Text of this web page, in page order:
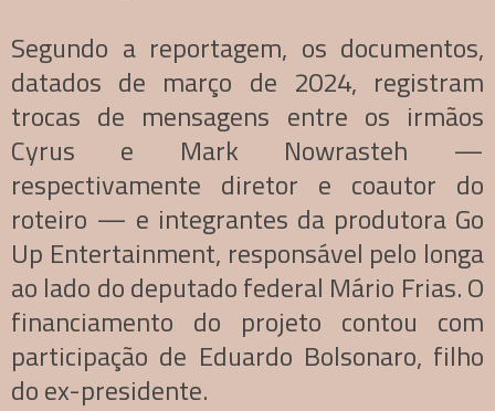
Segundo a reportagem, os documentos,
datados de março de 2024, registram
trocas de mensagens entre os irmãos
Cyrus e Mark Nowrasteh —
respectivamente diretor e coautor do
roteiro — e integrantes da produtora Go
Up Entertainment, responsável pelo longa
ao lado do deputado federal Mário Frias. O
financiamento do projeto contou com
participação de Eduardo Bolsonaro, filho
do ex-presidente.